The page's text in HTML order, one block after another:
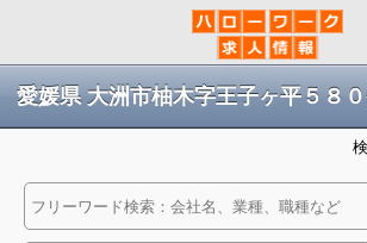
愛媛県 大洲市柚木字王子ヶ平５８